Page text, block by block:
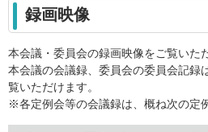
録画映像
本会議・委員会の録画映像をご覧いた
本会議の会議録、委員会の委員会記録
覧いただけます。
※各定例会等の会議録は、概ね次の定